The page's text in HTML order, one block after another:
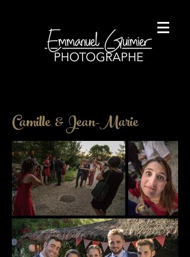
Camille & Jean-Marie